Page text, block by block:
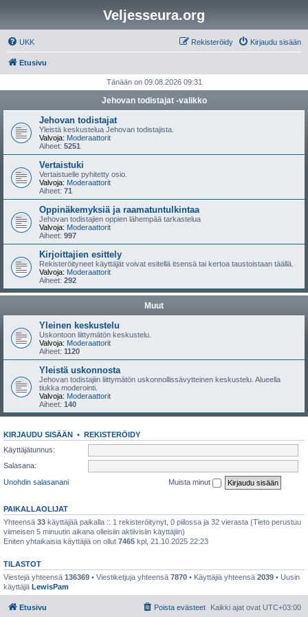
Veljesseura.org
UKK Kirjaudu sisään
Rekisteröidy
Etusivu
Tänään on 09.08.2026 09:31
Jehovan todistajat -valikko
Jehovan todistajat
Yleistä keskustelua Jehovan todistajista.
Valvoja: Moderaattorit
Aiheet: 5251
Vertaistuki
Vertaistuelle pyhitetty osio.
Valvoja: Moderaattorit
Aiheet: 71
Oppinäkemyksiä ja raamatuntulkintaa
Jehovan todistajien oppien lähempää tarkastelua
Valvoja: Moderaattorit
Aiheet: 997
Kirjoittajien esittely
Rekisteröityneet käyttäjät voivat esitellä itsensä tai kertoa taustoistaan täällä.
Valvoja: Moderaattorit
Aiheet: 292
Muut
Yleinen keskustelu
Uskontoon liittymätön keskustelu.
Valvoja: Moderaattorit
Aiheet: 1120
Yleistä uskonnosta
Jehovan todistajiin liittymätön uskonnollissävytteinen keskustelu. Alueella
tiukka moderointi.
Valvoja: Moderaattorit
Aiheet: 140
KIRJAUDU SISÄÄN • REKISTERÖIDY
Käyttäjätunnus:
Salasana:
Unohdin salasanani
Muista minut
PAIKALLAOLIJAT
Yhteensä 33 käyttäjää paikalla :: 1 rekisteröitynyt, 0 piilossa ja 32 vierasta (Tieto perustuu
viimeisen 5 minuutin aikana olleisiin aktiivisiin käyttäjiin)
Eniten yhtaikaisia käyttäjiä on ollut 7465 kpl, 21.10.2025 22:23
TILASTOT
Viestejä yhteensä 136369 • Viestiketjuja yhteensä 7870 • Käyttäjiä yhteensä 2039 • Uusin
käyttäjä LewisPam
Etusivu Kaikki ajat ovat UTC+03:00
Poista evästeet